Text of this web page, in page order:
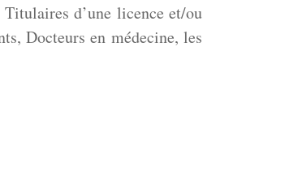
d’une licence et/ou
Docteurs en médecine, les